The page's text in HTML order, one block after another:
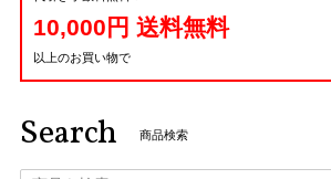
10,000円 送料無料
以上のお買い物で
Search 商品検索